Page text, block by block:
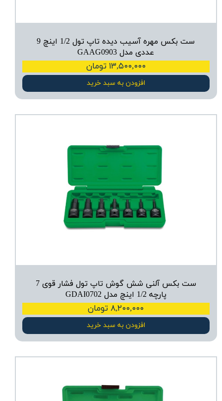
ست بکس مهره آسیب دیده تاپ تول 1/2 اینچ 9
عددی مدل GAAG0903
۱۳,۵۰۰,۰۰۰ تومان
افزودن به سبد خرید
ست بکس آلنی شش گوش تاپ تول فشار قوی 7
پارچه 1/2 اینچ مدل GDAI0702
۸,۲۰۰,۰۰۰ تومان
افزودن به سبد خرید